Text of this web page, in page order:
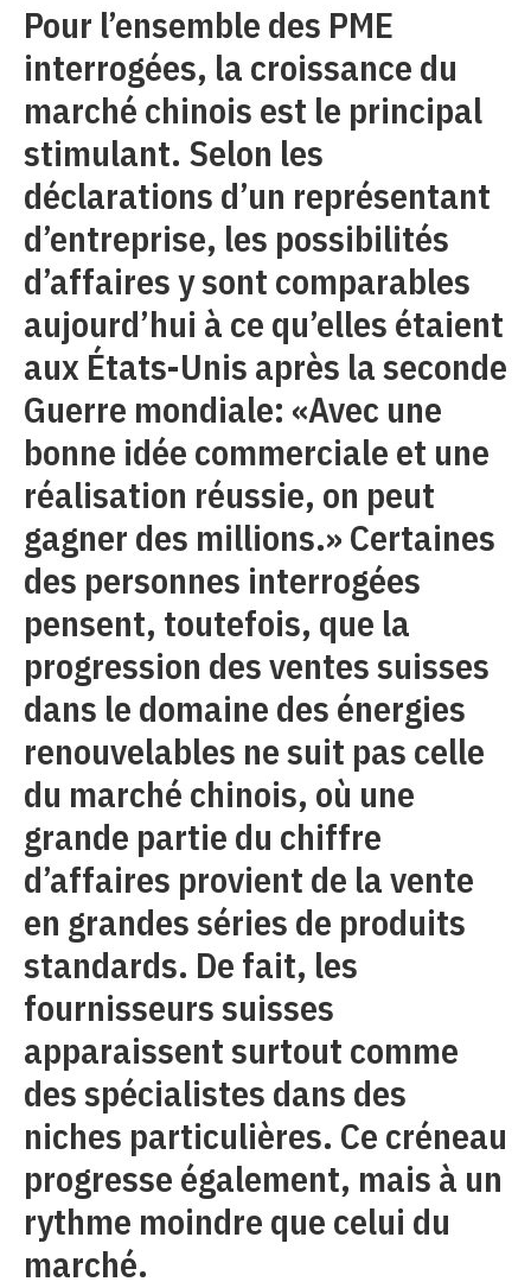
Pour l’ensemble des PME
interrogées, la croissance du
marché chinois est le principal
stimulant. Selon les
déclarations d’un représentant
d’entreprise, les possibilités
d’affaires y sont comparables
aujourd’hui à ce qu’elles étaient
aux États-Unis après la seconde
Guerre mondiale: «Avec une
bonne idée commerciale et une
réalisation réussie, on peut
gagner des millions.» Certaines
des personnes interrogées
pensent, toutefois, que la
progression des ventes suisses
dans le domaine des énergies
renouvelables ne suit pas celle
du marché chinois, où une
grande partie du chiffre
d’affaires provient de la vente
en grandes séries de produits
standards. De fait, les
fournisseurs suisses
apparaissent surtout comme
des spécialistes dans des
niches particulières. Ce créneau
progresse également, mais à un
rythme moindre que celui du
marché.